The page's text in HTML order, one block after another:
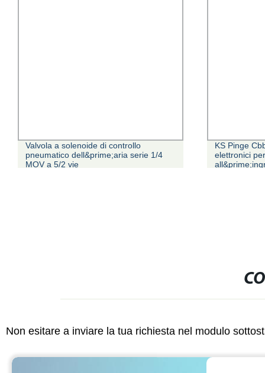
Valvola a solenoide di controllo
pneumatico dell&prime;aria serie 1/4
MOV a 5/2 vie
KS Pinge
elettronici
Non esitare a inviare la tua richiesta nel modulo